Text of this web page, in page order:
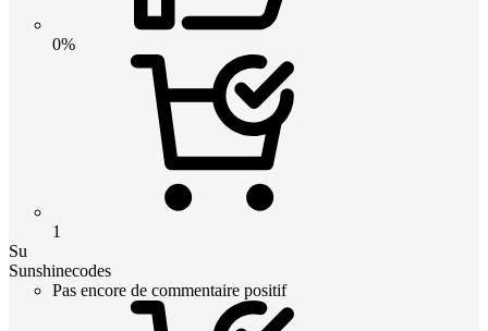
0%
1
Su
Sunshinecodes
Pas encore de commentaire positif